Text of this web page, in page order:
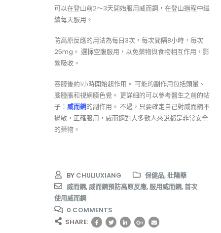
可以在登山前2～3天開始服用威而鋼，在登山過程中繼
續每天服用。
防高原反應的用法為每日3次，每次間隔8小時，每次
25mg。 選擇空腹服用，以免藥物與食物相互作用，影
響吸收。
吞服後約1小時開始起作用。 可能的副作用包括頭暈、
腦腫脹和視網膜色覺。 更詳細的可以參考醫生之前的帖
子： 威而鋼的副作用。 不過，只要確定自己對威而鋼不
過敏，正確服用，威而鋼對大多數人來說都是非常安全
的藥物。
BY CHULIUXIANG 保健品,壯陽藥
威而鋼,威而鋼預防高原反應,服用威而鋼,首次
使用威而鋼
0 COMMENTS
SHARE: